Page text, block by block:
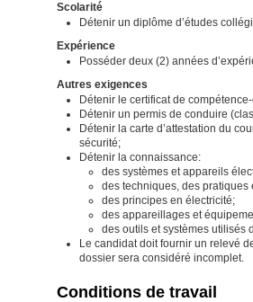
Scolarité
Détenir un diplôme d’études
Expérience
Posséder deux (2) années
Autres exigences
Détenir le certificat de
Détenir un permis de conduire
Détenir la carte d’attestation du
sécurité;
Détenir la connaissance:
des systèmes et appareils
des techniques, des pratiques
des principes en électricité;
des appareillages et
des outils et systèmes utilisés
Le candidat doit fournir un relevé
dossier sera considéré incomplet.
Conditions de travail